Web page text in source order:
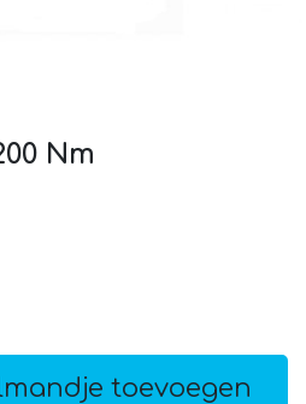
Nm
toevoegen